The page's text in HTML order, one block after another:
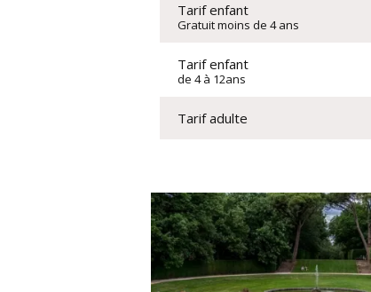
Tarif enfant
Gratuit moins de 4 ans
Tarif enfant
de 4 à 12ans
Tarif adulte